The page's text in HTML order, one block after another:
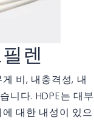
렌
비, 내충격성, 내
니다. HDPE는 대부
대한 내성이 있으